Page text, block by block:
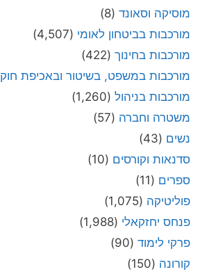
מוסיקה וסאונד (8)
מורכבות בביטחון לאומי (4,507)
מורכבות בחינוך (422)
מורכבות במשפט, בשיטור ובאכיפת חוק
מורכבות בניהול (1,260)
משטרה וחברה (57)
נשים (43)
סדנאות וקורסים (10)
ספרים (11)
פוליטיקה (1,075)
פנחס יחזקאלי (1,988)
פרקי לימוד (90)
קורונה (150)